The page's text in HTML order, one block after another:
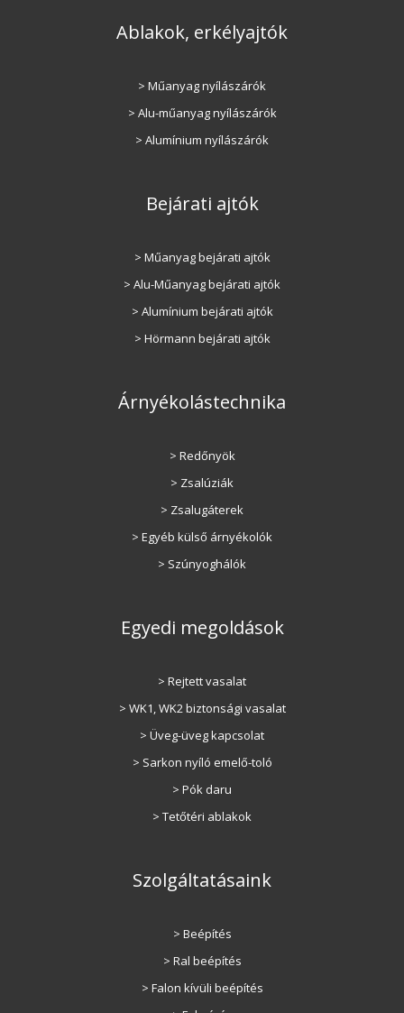
Ablakok, erkélyajtók
> Műanyag nyílászárók
> Alu-műanyag nyílászárók
> Alumínium nyílászárók
Bejárati ajtók
> Műanyag bejárati ajtók
> Alu-Műanyag bejárati ajtók
> Alumínium bejárati ajtók
> Hörmann bejárati ajtók
Árnyékolástechnika
> Redőnyök
> Zsalúziák
> Zsalugáterek
> Egyéb külső árnyékolók
> Szúnyoghálók
Egyedi megoldások
> Rejtett vasalat
> WK1, WK2 biztonsági vasalat
> Üveg-üveg kapcsolat
> Sarkon nyíló emelő-toló
> Pók daru
> Tetőtéri ablakok
Szolgáltatásaink
> Beépítés
> Ral beépítés
> Falon kívüli beépítés